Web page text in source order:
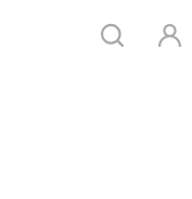
Busca Entrar